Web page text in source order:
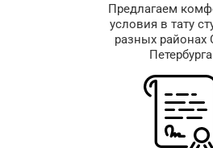
Предлагаем
условия в тату
разных районах
Петербурга